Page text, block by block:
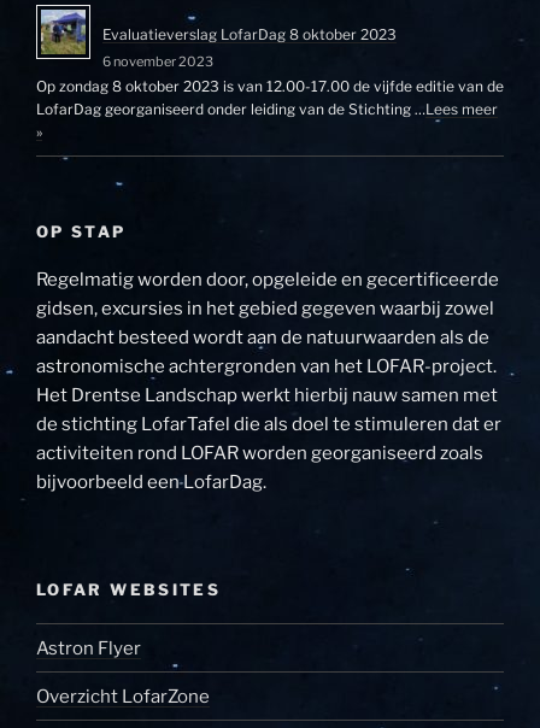
Evaluatieverslag LofarDag 8 oktober 2023
6 november 2023
Op zondag 8 oktober 2023 is van 12.00-17.00 de vijfde editie van de
LofarDag georganiseerd onder leiding van de Stichting …Lees meer
»
OP STAP
Regelmatig worden door, opgeleide en gecertificeerde
gidsen, excursies in het gebied gegeven waarbij zowel
aandacht besteed wordt aan de natuurwaarden als de
astronomische achtergronden van het LOFAR-project.
Het Drentse Landschap werkt hierbij nauw samen met
de stichting LofarTafel die als doel te stimuleren dat er
activiteiten rond LOFAR worden georganiseerd zoals
bijvoorbeeld een LofarDag.
LOFAR WEBSITES
Astron Flyer
Overzicht LofarZone